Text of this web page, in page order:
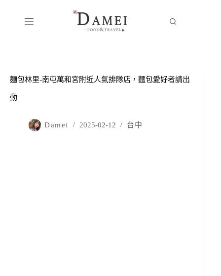
麵包林里-南屯萬和宮附近人氣排隊店，麵包愛好者請出
動
Damei 2025-02-12 台中